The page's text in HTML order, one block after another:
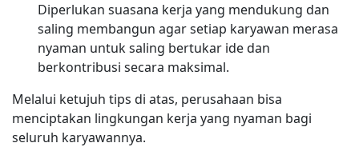
Diperlukan suasana kerja yang mendukung dan
saling membangun agar setiap karyawan merasa
nyaman untuk saling bertukar ide dan
berkontribusi secara maksimal.
Melalui ketujuh tips di atas, perusahaan bisa
menciptakan lingkungan kerja yang nyaman bagi
seluruh karyawannya.